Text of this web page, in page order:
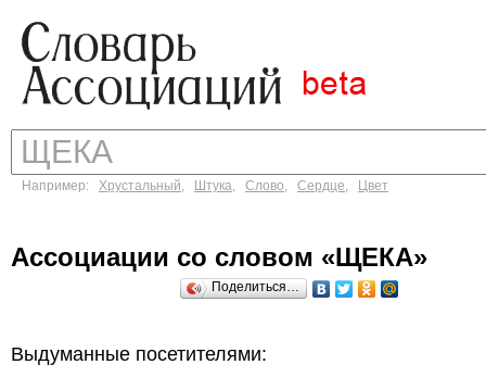
Например: Хрустальный, Штука, Слово, Сердце, Цвет
Ассоциации со словом «ЩЕКА»
Поделиться…
Выдуманные посетителями: